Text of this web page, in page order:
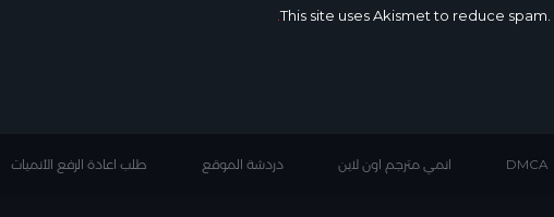
This site uses Akismet to reduce spam.
DMCA انمي مترجم اون لاين دردشة الموقع طلب اعادة الرفع الأنميات